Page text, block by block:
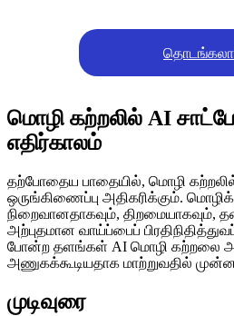
மொழி கற்றலில் AI
எதிர்காலம்
தற்போதைய பாதையில், மொழி
ஒருங்கிணைப்பு அதிகரிக்கும்.
நிறைவானதாகவும், திறமையாகவும்,
அற்புதமான வாய்ப்பைப்
போன்ற தளங்கள் AI மொழி கற்றலை
அணுகக்கூடியதாக மாற்றுவதில்
முடிவுரை